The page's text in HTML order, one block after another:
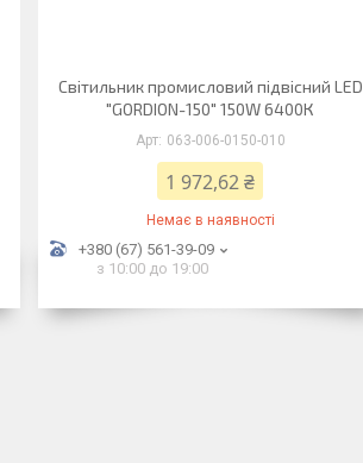
Світильник промисловий підвісний LED
"GORDION-150" 150W 6400К
063-006-0150-010
1 972,62 ₴
Немає в наявності
+380 (67) 561-39-09
з 10:00 до 19:00